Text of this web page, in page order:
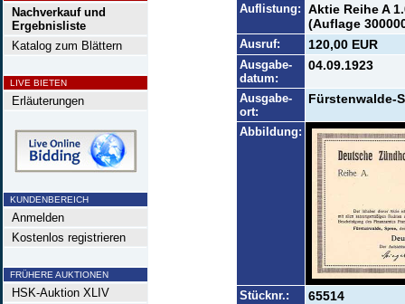
Nachverkauf und
Ergebnisliste
Katalog zum Blättern
LIVE BIETEN
Erläuterungen
KUNDENBEREICH
Anmelden
Kostenlos registrieren
FRÜHERE AUKTIONEN
HSK-Auktion XLIV
Auflistung: Aktie Reihe A
(Auflage
Ausruf: 120,00 EUR
Ausgabe-
datum:
04.09.1923
Ausgabe-
ort:
Fürstenwalde-
Abbildung:
Stücknr.: 65514